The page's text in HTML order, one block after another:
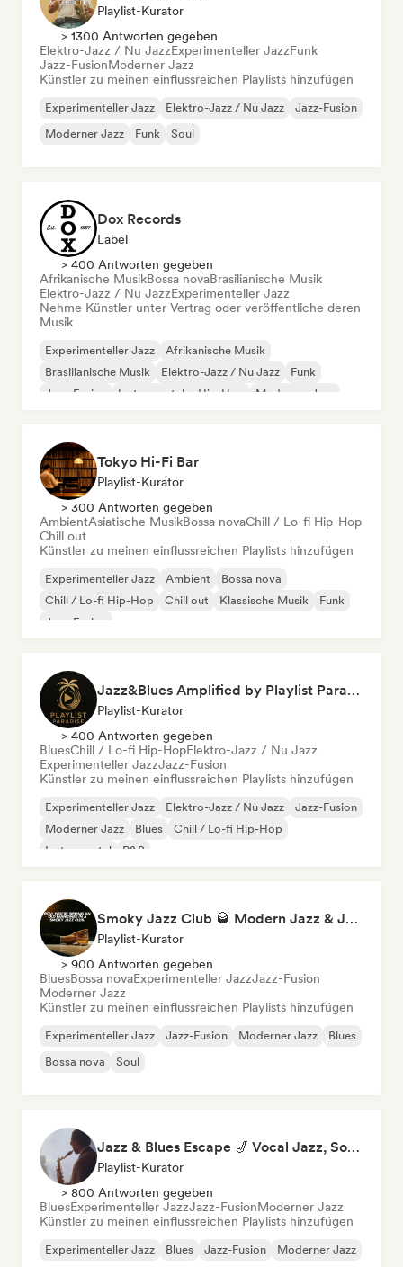
Playlist-Kurator
> 1300 Antworten gegeben
Elektro-Jazz / Nu JazzExperimenteller JazzFunk
Jazz-FusionModerner Jazz
Künstler zu meinen einflussreichen Playlists hinzufügen
Experimenteller Jazz Elektro-Jazz / Nu Jazz
Jazz-Fusion
Moderner Jazz
Funk Soul
Dox Records
Label
> 400 Antworten gegeben
Afrikanische MusikBossa novaBrasilianische Musik
Elektro-Jazz / Nu JazzExperimenteller Jazz
Nehme Künstler unter Vertrag oder veröffentliche deren
Musik
Experimenteller Jazz
Afrikanische Musik
Brasilianische Musik
Elektro-Jazz / Nu Jazz
Funk
Jazz-Fusion
Instrumentaler Hip-Hop Moderner Jazz
Tokyo Hi-Fi Bar
Playlist-Kurator
> 300 Antworten gegeben
AmbientAsiatische MusikBossa novaChill / Lo-fi Hip-Hop
Chill out
Künstler zu meinen einflussreichen Playlists hinzufügen
Experimenteller Jazz Ambient
Bossa nova
Chill / Lo-fi Hip-Hop
Chill out Klassische Musik
Funk
Jazz-Fusion
Jazz&Blues Amplified by Playlist Paradise
Playlist-Kurator
> 400 Antworten gegeben
BluesChill / Lo-fi Hip-HopElektro-Jazz / Nu Jazz
Experimenteller JazzJazz-Fusion
Künstler zu meinen einflussreichen Playlists hinzufügen
Experimenteller Jazz Elektro-Jazz / Nu Jazz
Jazz-Fusion
Moderner Jazz
Blues
Chill / Lo-fi Hip-Hop
Instrumental
R&B
Smoky Jazz Club 🥃 Modern Jazz & Jazz Fusion to Sip an Old Fashioned to
Playlist-Kurator
> 900 Antworten gegeben
BluesBossa novaExperimenteller JazzJazz-Fusion
Moderner Jazz
Künstler zu meinen einflussreichen Playlists hinzufügen
Experimenteller Jazz Jazz-Fusion Moderner Jazz
Blues
Bossa nova
Soul
Jazz & Blues Escape 🎷 Vocal Jazz, Soul Blues & Classic Standards
Playlist-Kurator
> 800 Antworten gegeben
BluesExperimenteller JazzJazz-FusionModerner Jazz
Künstler zu meinen einflussreichen Playlists hinzufügen
Experimenteller Jazz Blues Jazz-Fusion Moderner Jazz